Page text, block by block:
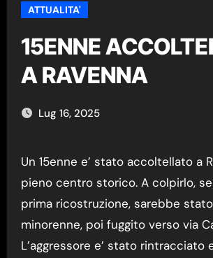
ATTUALITA'
15ENNE
A RAVENNA
Lug 16, 2025
Un 15enne e’ stato accoltellato a Ravenna, in
pieno centro storico. A colpirlo,
prima ricostruzione, sarebbe
minorenne, poi fuggito verso via
L’aggressore e’ stato rintracciato